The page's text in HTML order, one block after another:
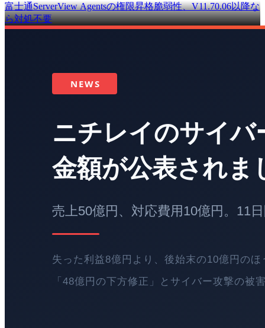
富士通ServerView Agentsの権限昇格脆弱性、V11.70.06以降な
ら対処不要